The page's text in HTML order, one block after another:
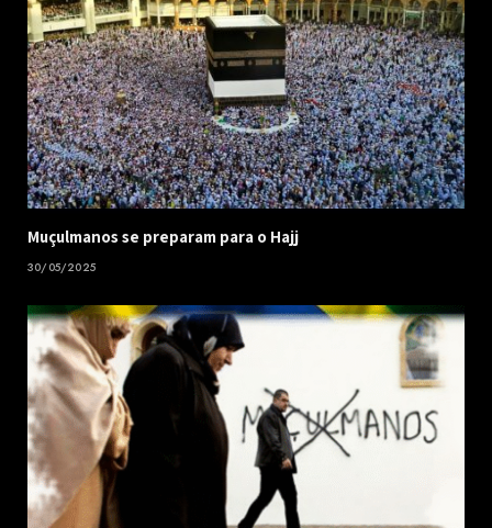
Muçulmanos se preparam para o Hajj
30/05/2025